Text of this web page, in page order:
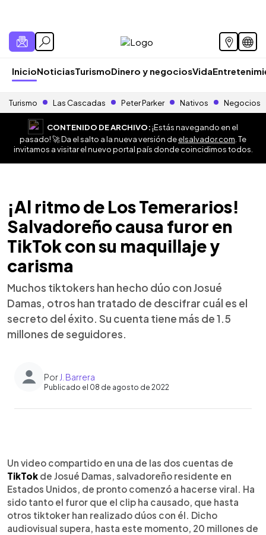
InicioNoticiasTurismoDinero y negociosVida
Turismo Las Cascadas Peter Parker Nativos Negocios
CONTENIDO DE ARCHIVO:¡Estás navegando en el
pasado! 🚀 Da el salto a la nueva versión deelsalvador.com . Te
invitamos a visitar el nuevo portal país donde coincidimos todos.
¡Al ritmo de Los Temerarios!
Salvadoreño causa furor en
TikTok con su maquillaje y
carisma
Muchos tiktokers han hecho dúo con Josué
Damas, otros han tratado de descifrar cuál es el
secreto del éxito. Su cuenta tiene más de 1.5
millones de seguidores.
Por J. Barrera
Publicado el 08 de agosto de 2022
Escuchar artículo
Un video compartido en una de las dos cuentas de
TikTok de Josué Damas, salvadoreño residente en
Estados Unidos, de pronto comenzó a hacerse viral. Ha
sido tanto el furor que el clip ha causado, que hasta
otros tiktoker han realizado dúos con él. Dicho
audiovisual supera, hasta este momento, 20 millones de